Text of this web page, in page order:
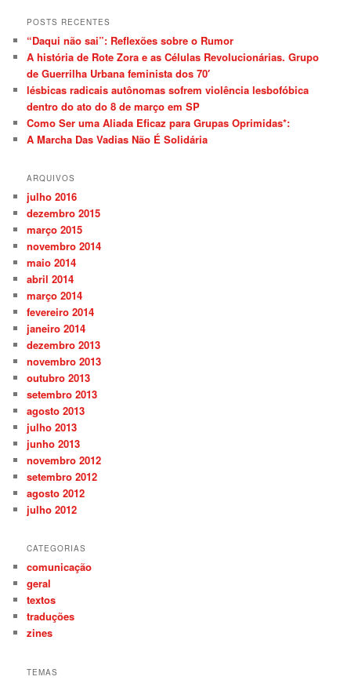
q
s
a
r
POSTS RECENTES
“Daqui não sai”: Reflexões sobre o Rumor
A história de Rote Zora e as Células Revolucionárias. Grupo
de Guerrilha Urbana feminista dos 70′
lésbicas radicais autônomas sofrem violência lesbofóbica
dentro do ato do 8 de março em SP
Como Ser uma Aliada Eficaz para Grupas Oprimidas*:
A Marcha Das Vadias Não É Solidária
ARQUIVOS
julho 2016
dezembro 2015
março 2015
novembro 2014
maio 2014
abril 2014
março 2014
fevereiro 2014
janeiro 2014
dezembro 2013
novembro 2013
outubro 2013
setembro 2013
agosto 2013
julho 2013
junho 2013
novembro 2012
setembro 2012
agosto 2012
julho 2012
CATEGORIAS
comunicação
geral
textos
traduções
zines
TEMAS